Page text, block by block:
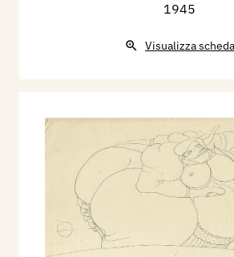
1945
Visualizza scheda